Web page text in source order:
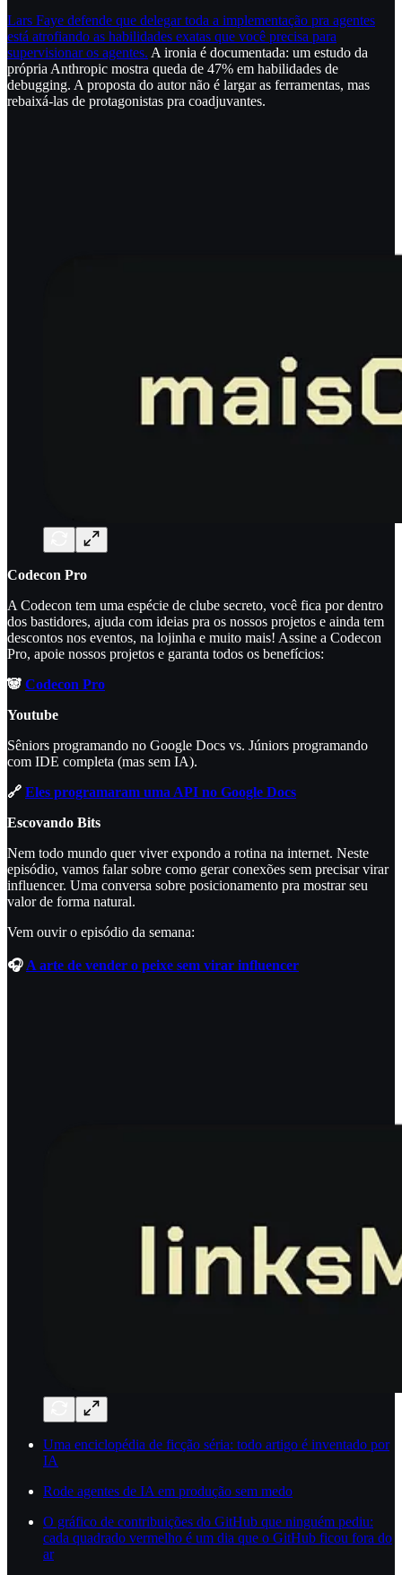
Lars Faye defende que delegar toda a implementação pra agentes
está atrofiando as habilidades exatas que você precisa para
supervisionar os agentes. A ironia é documentada: um estudo da
própria Anthropic mostra queda de 47% em habilidades de
debugging. A proposta do autor não é largar as ferramentas, mas
rebaixá-las de protagonistas pra coadjuvantes.
Codecon Pro
A Codecon tem uma espécie de clube secreto, você fica por dentro
dos bastidores, ajuda com ideias pra os nossos projetos e ainda tem
descontos nos eventos, na lojinha e muito mais! Assine a Codecon
Pro, apoie nossos projetos e garanta todos os benefícios:
🐼 Codecon Pro
Youtube
Sêniors programando no Google Docs vs. Júniors programando
com IDE completa (mas sem IA).
🔗 Eles programaram uma API no Google Docs
Escovando Bits
Nem todo mundo quer viver expondo a rotina na internet. Neste
episódio, vamos falar sobre como gerar conexões sem precisar virar
influencer. Uma conversa sobre posicionamento pra mostrar seu
valor de forma natural.
Vem ouvir o episódio da semana:
🎧 A arte de vender o peixe sem virar influencer
Uma enciclopédia de ficção séria: todo artigo é inventado por
IA
Rode agentes de IA em produção sem medo
O gráfico de contribuições do GitHub que ninguém pediu:
cada quadrado vermelho é um dia que o GitHub ficou fora do
ar